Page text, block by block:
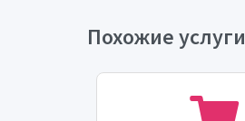
Похожие услуги